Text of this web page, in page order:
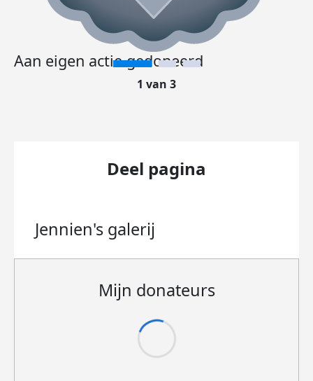
Aan eigen actie gedoneerd
1 van 3
Deel pagina
Jennien's galerij
Mijn donateurs